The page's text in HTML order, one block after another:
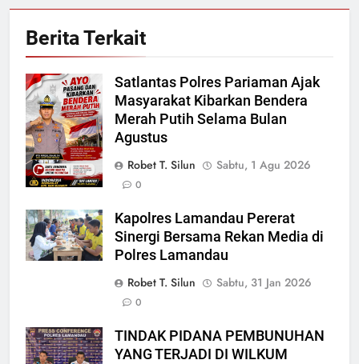
Berita Terkait
Satlantas Polres Pariaman Ajak
Masyarakat Kibarkan Bendera
Merah Putih Selama Bulan
Agustus
Robet T. Silun
Sabtu, 1 Agu 2026
0
Kapolres Lamandau Pererat
Sinergi Bersama Rekan Media di
Polres Lamandau
Robet T. Silun
Sabtu, 31 Jan 2026
0
TINDAK PIDANA PEMBUNUHAN
YANG TERJADI DI WILKUM